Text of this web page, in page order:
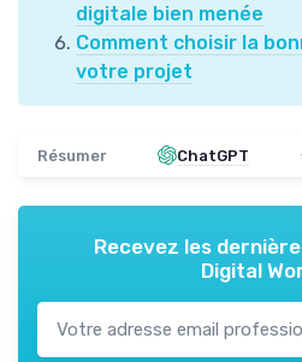
digitale bien menée
Comment choisir la
votre projet
Résumer ChatGPT
Recevez les
Digital